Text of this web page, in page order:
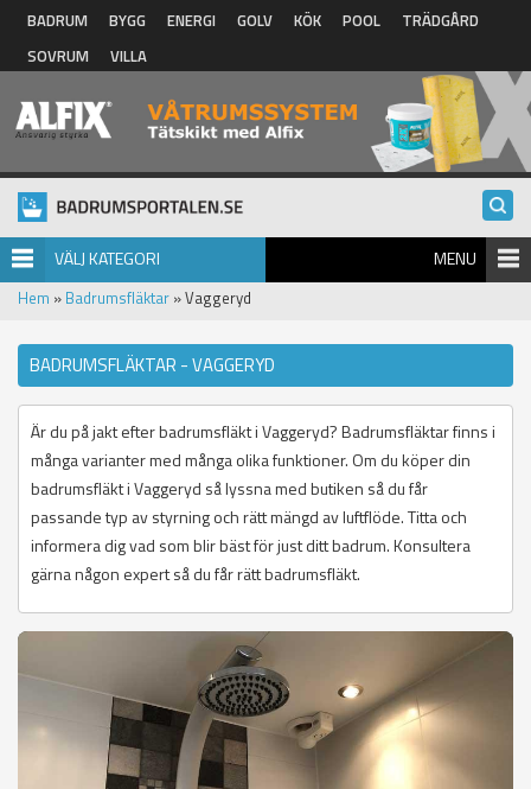
Hoppa till huvudinnehåll
BADRUM BYGG ENERGI GOLV KÖK POOL
TRÄDGÅRD
SOVRUM
VILLA
VÄLJ KATEGORI MENU
Hem » Badrumsfläktar » Vaggeryd
BADRUMSFLÄKTAR - VAGGERYD
Är du på jakt efter badrumsfläkt i Vaggeryd? Badrumsfläktar finns i
många varianter med många olika funktioner. Om du köper din
badrumsfläkt i Vaggeryd så lyssna med butiken så du får
passande typ av styrning och rätt mängd av luftflöde. Titta och
informera dig vad som blir bäst för just ditt badrum. Konsultera
gärna någon expert så du får rätt badrumsfläkt.